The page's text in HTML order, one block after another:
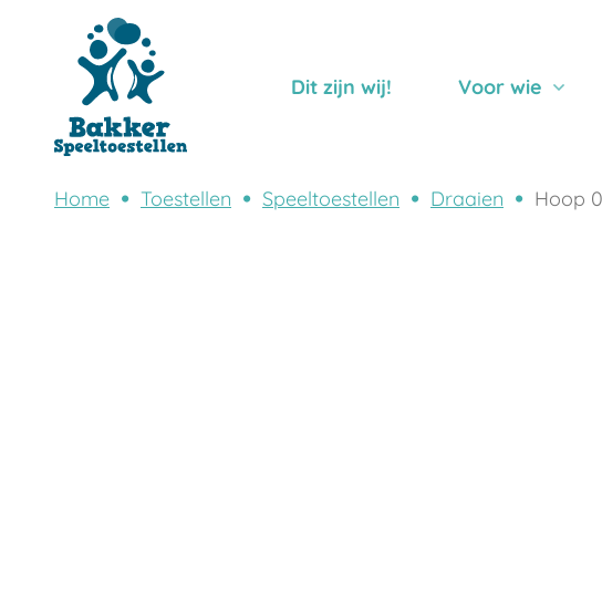
Dit zijn wij! Voor wie
Home Toestellen Speeltoestellen Draaien Hoop